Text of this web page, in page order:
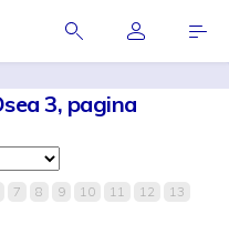
3, pagina
7 8 9 10 11 12
13